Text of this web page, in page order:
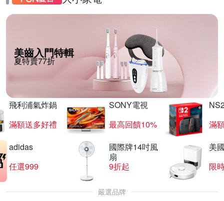
美齒入門特輯
夏特賣77折
飛利浦氣炸鍋
滿額送多好禮
SONY電視
最高回饋10%
滿
adidas
任選999
國際牌14吋風
扇
9折起
美
限
嚴選品牌